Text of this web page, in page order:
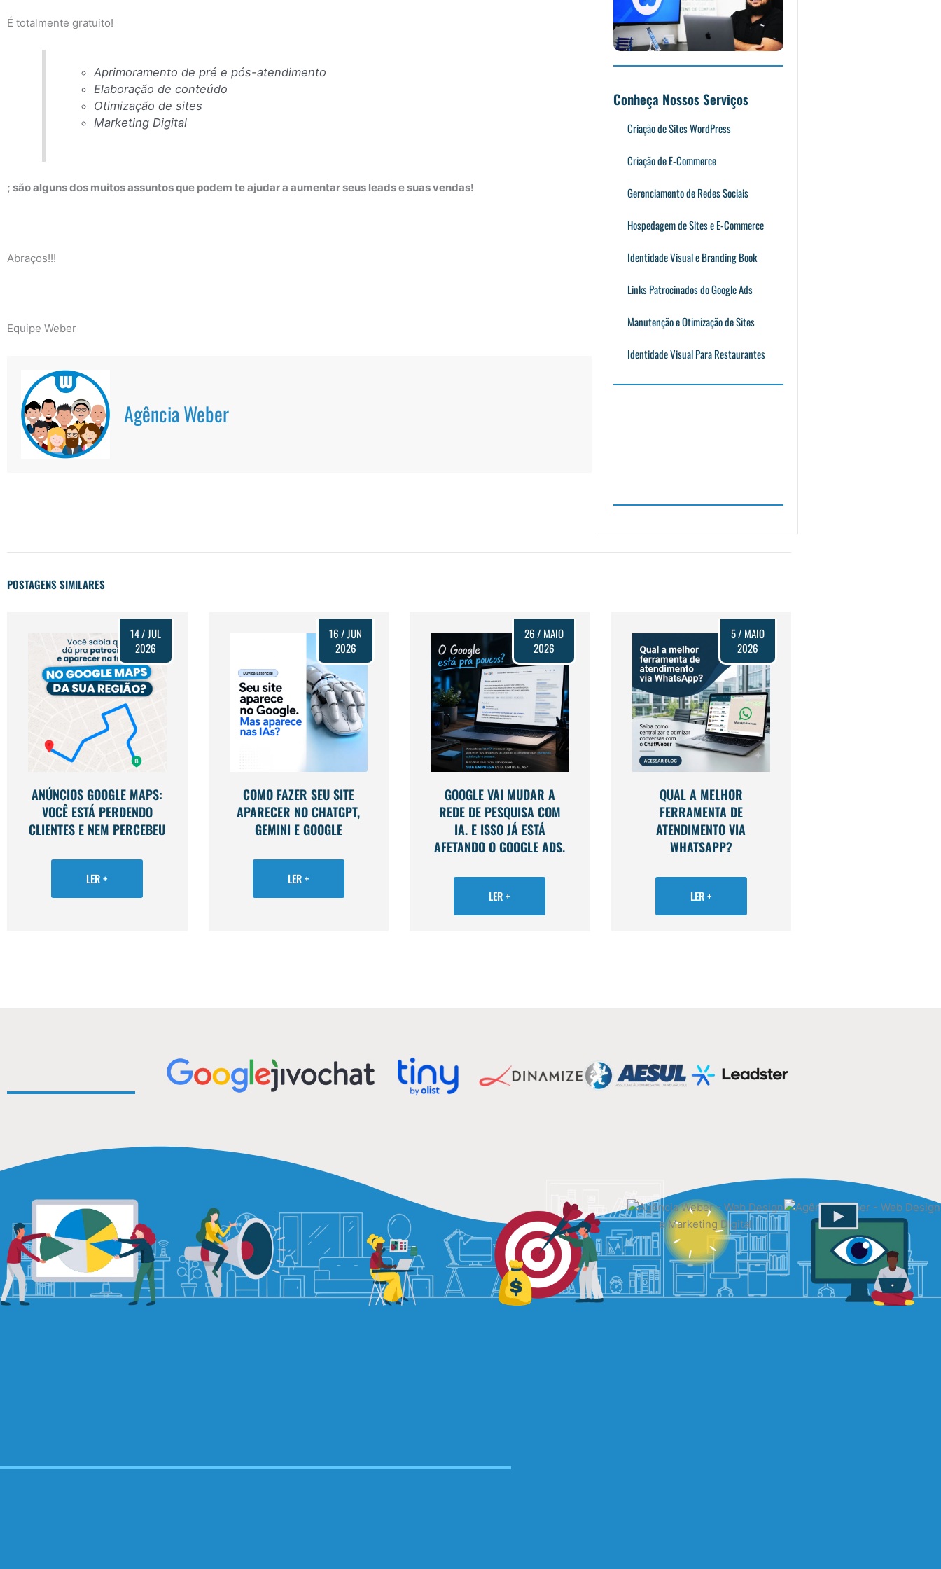
É totalmente gratuito!
Aprimoramento de pré e pós-atendimento
Elaboração de conteúdo
Otimização de sites
Marketing Digital
; são alguns dos muitos assuntos que podem te ajudar a aumentar seus leads e suas vendas!
Abraços!!!
Equipe Weber
Agência Weber
Conheça Nossos Serviços
Criação de Sites WordPress
Criação de E-Commerce
Gerenciamento de Redes Sociais
Hospedagem de Sites e E-Commerce
Identidade Visual e Branding Book
Links Patrocinados do Google Ads
Manutenção e Otimização de Sites
Identidade Visual Para Restaurantes
POSTAGENS SIMILARES
ANÚNCIOS GOOGLE MAPS:
VOCÊ ESTÁ PERDENDO
CLIENTES E NEM PERCEBEU
14 / JUL
2026
LER +
COMO FAZER SEU SITE
APARECER NO CHATGPT,
GEMINI E GOOGLE
16 / JUN
2026
LER +
GOOGLE VAI MUDAR A
REDE DE PESQUISA COM
IA. E ISSO JÁ ESTÁ
AFETANDO O GOOGLE ADS.
26 / MAIO
2026
LER +
QUAL A MELHOR
FERRAMENTA DE
ATENDIMENTO VIA
WHATSAPP?
5 / MAIO
2026
LER +